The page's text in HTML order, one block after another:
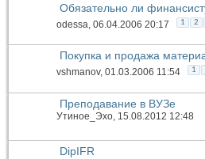
Обязательно ли
odessa , 06.04.2006 20:17 1 2
Покупка и продажа
vshmanov, 01.03.2006 11:54 1
Преподавание в ВУЗе
Утиное_Эхо , 15.08.2012 12:48
DipIFR